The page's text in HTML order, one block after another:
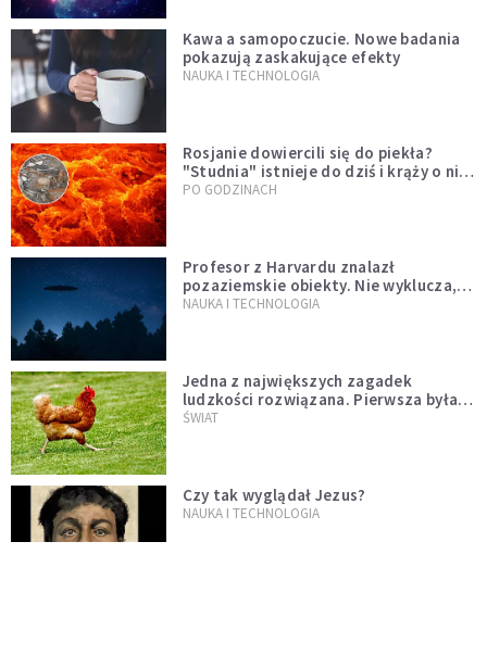
Kawa a samopoczucie. Nowe badania
pokazują zaskakujące efekty
NAUKA I TECHNOLOGIA
Rosjanie dowiercili się do piekła?
"Studnia" istnieje do dziś i krąży o niej
legenda, w której jest ziarno prawdy
PO GODZINACH
Profesor z Harvardu znalazł
pozaziemskie obiekty. Nie wyklucza,
że "to technologia obcych"
NAUKA I TECHNOLOGIA
Jedna z największych zagadek
ludzkości rozwiązana. Pierwsza była
kura, a nie jajko
ŚWIAT
Czy tak wyglądał Jezus?
NAUKA I TECHNOLOGIA